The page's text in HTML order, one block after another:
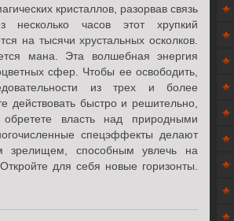
кристаллов, разорвав связь
несколько часов этот хрупкий
на тысячи хрустальных осколков.
мана. Эта волшебная энергия
сфер. Чтобы ее освободить,
из трех и более
действовать быстро и решительно,
власть над природными
спецэффекты делают
зрелищем, способным увлечь на
для себя новые горизонты.